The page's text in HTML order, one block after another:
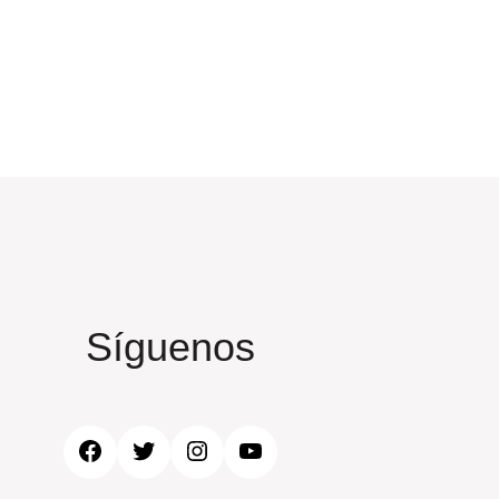
Síguenos
Facebook
TwitterInstagram
YouTube